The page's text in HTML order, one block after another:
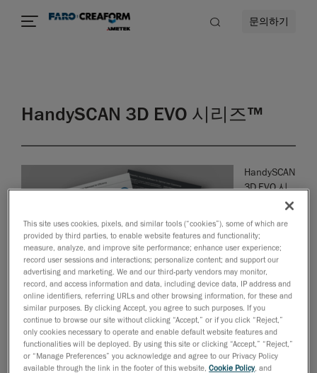
문의하기
HandySCAN 3D EVO 시리즈™
HandySCAN
3D EVO 시
리즈의 모든
그리고 혁신
기술을 확인
해보세요.
브로셔를 다
운로드하여
검사 작업
프로세스를
어떻게 혁신할 수 있는지 직접 확인해보시기 바랍니다.
This site uses cookies, pixels, and similar tools (“cookies”), some of which are
provided by third parties, to enable website features and functionality;
measure, analyze, and improve site performance; enhance user experience;
record user sessions and interactions; personalize content; and support our
advertising and marketing. We and our third-party vendors may monitor,
record, and access information and data, including device data, IP address and
online identifiers, referring URLs and other browsing information, for these and
similar purposes. By clicking Accept, you agree to such purposes. If you
continue to browse our site without clicking “Accept,” or if you click “Reject,”
only cookies necessary to operate and enable default website features and
functionalities will be deployed. By using this site or clicking “Accept,” “Reject,”
or “Manage Preferences” you acknowledge and agree to our Privacy Policy
available through the link in the footer of this website,Cookie Policy, and